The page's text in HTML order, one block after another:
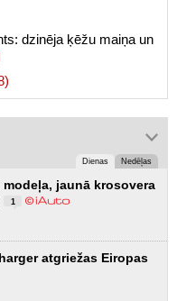
dzinēja ķēžu maiņa un
Dienas Nedēļas
jaunā krosovera
1
atgriežas Eiropas